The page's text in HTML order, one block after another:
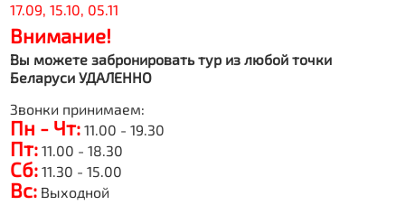
17.09, 15.10, 05.11
Внимание!
Вы можете забронировать тур из любой точки
Беларуси УДАЛЕННО
Звонки принимаем:
Пн - Чт: 11.00 - 19.30
Пт: 11.00 - 18.30
Сб: 11.30 - 15.00
Вс: Выходной